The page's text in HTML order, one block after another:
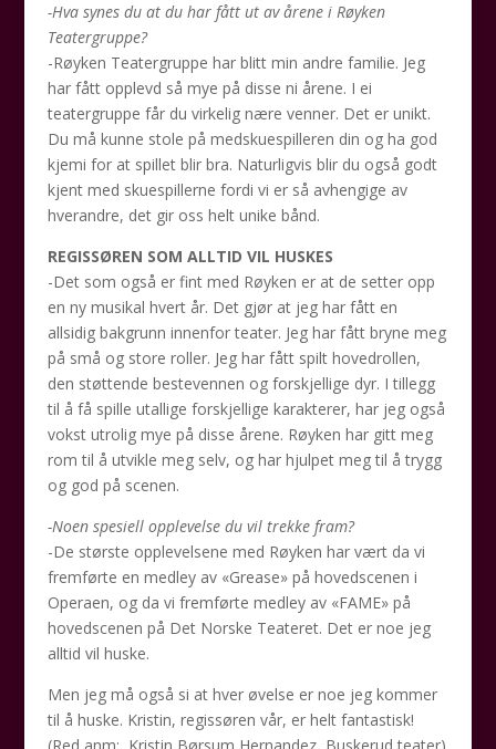
-Hva synes du at du har fått ut av årene i Røyken
Teatergruppe?
-Røyken Teatergruppe har blitt min andre familie. Jeg
har fått opplevd så mye på disse ni årene. I ei
teatergruppe får du virkelig nære venner. Det er unikt.
Du må kunne stole på medskuespilleren din og ha god
kjemi for at spillet blir bra. Naturligvis blir du også godt
kjent med skuespillerne fordi vi er så avhengige av
hverandre, det gir oss helt unike bånd.
REGISSØREN SOM ALLTID VIL HUSKES
-Det som også er fint med Røyken er at de setter opp
en ny musikal hvert år. Det gjør at jeg har fått en
allsidig bakgrunn innenfor teater. Jeg har fått bryne meg
på små og store roller. Jeg har fått spilt hovedrollen,
den støttende bestevennen og forskjellige dyr. I tillegg
til å få spille utallige forskjellige karakterer, har jeg også
vokst utrolig mye på disse årene. Røyken har gitt meg
rom til å utvikle meg selv, og har hjulpet meg til å trygg
og god på scenen.
-Noen spesiell opplevelse du vil trekke fram?
-De største opplevelsene med Røyken har vært da vi
fremførte en medley av «Grease» på hovedscenen i
Operaen, og da vi fremførte medley av «FAME» på
hovedscenen på Det Norske Teateret. Det er noe jeg
alltid vil huske.
Men jeg må også si at hver øvelse er noe jeg kommer
til å huske. Kristin, regissøren vår, er helt fantastisk!